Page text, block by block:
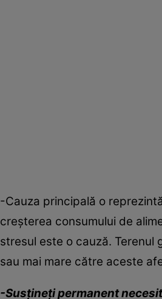
-Cauza principală o
creşterea consumului de
stresul este o cauză.
sau mai mare către aceste
-Susţineţi permanent